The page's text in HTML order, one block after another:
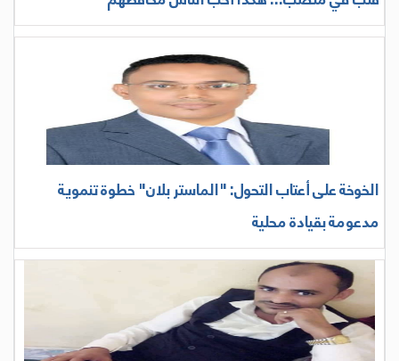
الخوخة على أعتاب التحول: "الماستر بلان" خطوة تنموية
مدعومة بقيادة محلية